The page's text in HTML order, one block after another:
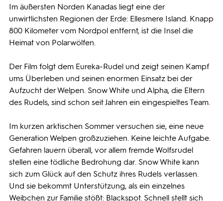
Im äußersten Norden Kanadas liegt eine der
unwirtlichsten Regionen der Erde: Ellesmere Island. Knapp
800 Kilometer vom Nordpol entfernt, ist die Insel die
Heimat von Polarwölfen.
Der Film folgt dem Eureka-Rudel und zeigt seinen Kampf
ums Überleben und seinen enormen Einsatz bei der
Aufzucht der Welpen. Snow White und Alpha, die Eltern
des Rudels, sind schon seit Jahren ein eingespieltes Team.
Im kurzen arktischen Sommer versuchen sie, eine neue
Generation Welpen großzuziehen. Keine leichte Aufgabe.
Gefahren lauern überall, vor allem fremde Wolfsrudel
stellen eine tödliche Bedrohung dar. Snow White kann
sich zum Glück auf den Schutz ihres Rudels verlassen.
Und sie bekommt Unterstützung, als ein einzelnes
Weibchen zur Familie stößt: Blackspot. Schnell stellt sich